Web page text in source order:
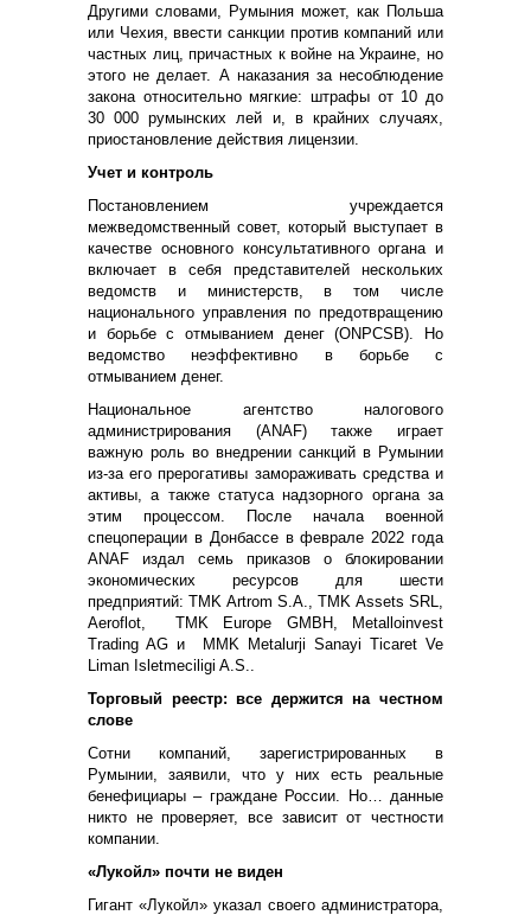
Другими словами, Румыния может, как Польша
или Чехия, ввести санкции против компаний или
частных лиц, причастных к войне на Украине, но
этого не делает. А наказания за несоблюдение
закона относительно мягкие: штрафы от 10 до
30 000 румынских лей и, в крайних случаях,
приостановление действия лицензии.
Учет и контроль
Постановлением учреждается
межведомственный совет, который выступает в
качестве основного консультативного органа и
включает в себя представителей нескольких
ведомств и министерств, в том числе
национального управления по предотвращению
и борьбе с отмыванием денег (ONPCSB). Но
ведомство неэффективно в борьбе с
отмыванием денег.
Национальное агентство налогового
администрирования (ANAF) также играет
важную роль во внедрении санкций в Румынии
из-за его прерогативы замораживать средства и
активы, а также статуса надзорного органа за
этим процессом. После начала военной
спецоперации в Донбассе в феврале 2022 года
ANAF издал семь приказов о блокировании
экономических ресурсов для шести
предприятий: TMK Artrom S.A., TMK Assets SRL,
Aeroflot, TMK Europe GMBH, Metalloinvest
Trading AG и MMK Metalurji Sanayi Ticaret Ve
Liman Isletmeciligi A.S..
Торговый реестр: все держится на честном
слове
Сотни компаний, зарегистрированных в
Румынии, заявили, что у них есть реальные
бенефициары – граждане России. Но… данные
никто не проверяет, все зависит от честности
компании.
«Лукойл» почти не виден
Гигант «Лукойл» указал своего администратора,